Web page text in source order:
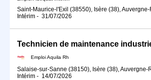
Saint-Maurice-l'Exil (38550), Isère (38),
Intérim - 31/07/2026
Technicien de maintenance
Emploi Aquila Rh
Salaise-sur-Sanne (38150), Isère (38), Auvergne-
Intérim - 14/07/2026